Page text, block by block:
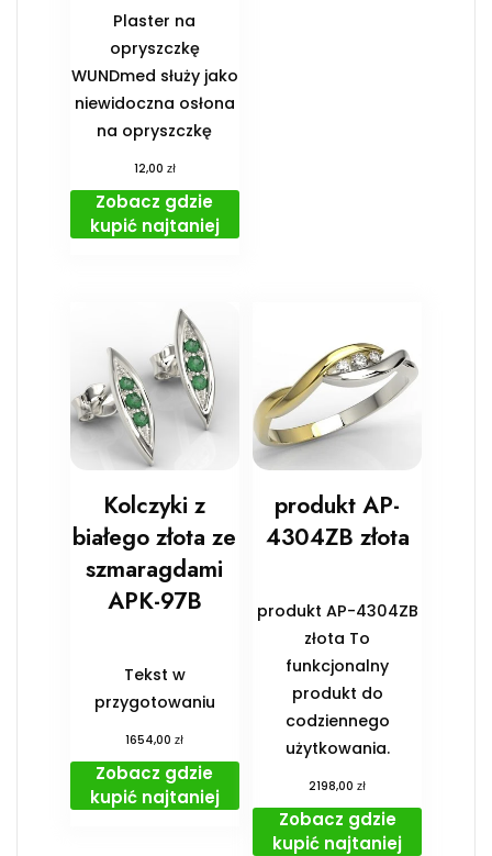
Plaster na
opryszczkę
WUNDmed służy jako
niewidoczna osłona
na opryszczkę
12,00 zł
Zobacz gdzie
kupić najtaniej
Kolczyki z
białego złota ze
szmaragdami
APK-97B
Tekst w
przygotowaniu
1654,00zł
Zobacz gdzie
kupić najtaniej
produkt AP-
4304ZB złota
produkt AP-4304ZB
złota To
funkcjonalny
produkt do
codziennego
użytkowania.
2198,00zł
Zobacz gdzie
kupić najtaniej